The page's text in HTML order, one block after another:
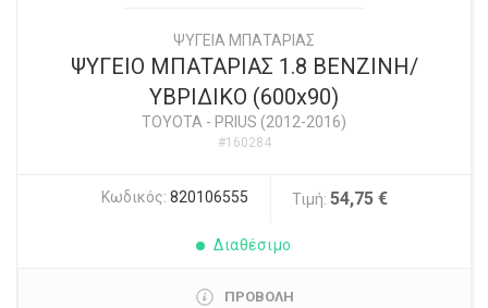
ΨΥΓΕΙΑ ΜΠΑΤΑΡΙΑΣ
ΨΥΓΕΙΟ ΜΠΑΤΑΡΙΑΣ 1.8 ΒΕΝΖΙΝΗ/
ΥΒΡΙΔΙΚΟ (600x90)
TOYOTA - PRIUS (2012-2016)
#160284
Κωδικός: 820106555 Τιμή: 54,75 €
Διαθέσιμο
ΠΡΟΒΟΛΗ